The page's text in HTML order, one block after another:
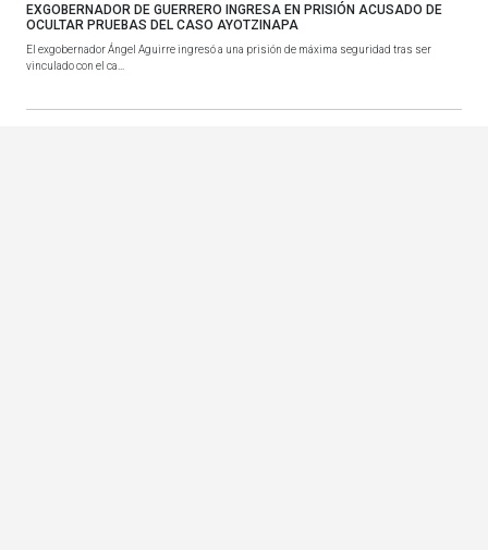
EXGOBERNADOR DE GUERRERO INGRESA EN PRISIÓN ACUSADO DE
OCULTAR PRUEBAS DEL CASO AYOTZINAPA
El exgobernador Ángel Aguirre ingresó a una prisión de máxima seguridad tras ser
vinculado con el ca...